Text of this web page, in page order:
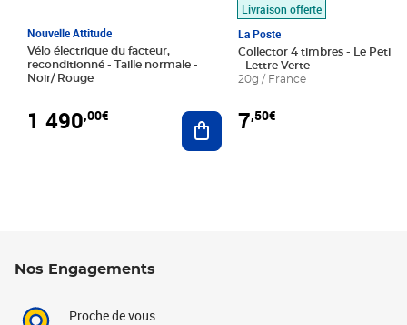
Nouvelle Attitude
Vélo électrique du facteur,
reconditionné - Taille normale -
Noir/ Rouge
1 490,00€ Ajouter au panier
Livraison offerte
La Poste
Collector 4 timbres - Le Petit
- Lettre Verte
20g / France
7,50€
Nos Engagements
Proche de vous